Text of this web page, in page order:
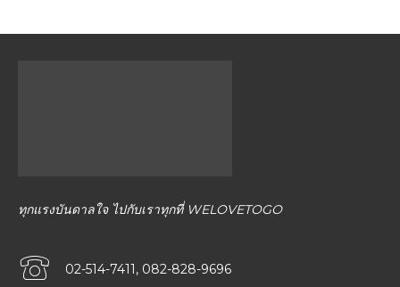
ทุกแรงบันดาลใจ ไปกับเราทุกที่ WELOVETOGO
02-514-7411, 082-828-9696